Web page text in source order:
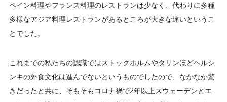
ペイン料理やフランス料理のレストランは少なく、代わりに多種
多様なアジア料理レストランがあるところが大きな違いというこ
とでした。
これまでの私たちの認識ではストックホルムやタリンほどヘルシ
ンキの外食文化は進んでないというものでしたので、なかなか驚
きだったと共に、そもそもコロナ禍で2年以上スウェーデンとエ